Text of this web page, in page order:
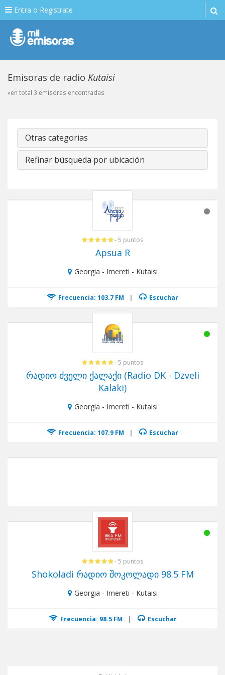
Entra o Registrate
Emisoras de radio Kutaisi
»en total 3 emisoras encontradas
Otras categorias
Refinar búsqueda por ubicación
- 5 puntos
Apsua R
Georgia - Imereti - Kutaisi
Frecuencia: 103.7 FM | Escuchar
- 5 puntos
რადიო ძველი ქალაქი (Radio DK - Dzveli
Kalaki)
Georgia - Imereti - Kutaisi
Frecuencia: 107.9 FM | Escuchar
- 5 puntos
Shokoladi რადიო შოკოლადი 98.5 FM
Georgia - Imereti - Kutaisi
Frecuencia: 98.5 FM | Escuchar